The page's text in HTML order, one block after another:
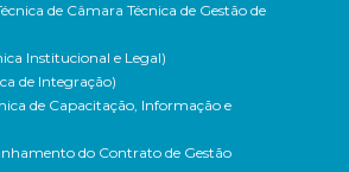
de Câmara Técnica de Gestão de
Institucional e Legal)
de Integração)
de Capacitação, Informação e
do Contrato de Gestão